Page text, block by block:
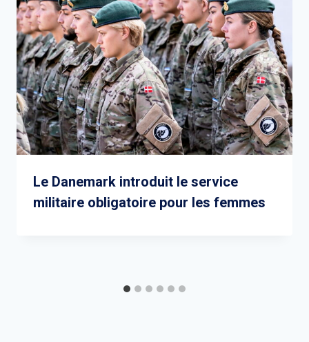
Le Danemark introduit le service
militaire obligatoire pour les femmes